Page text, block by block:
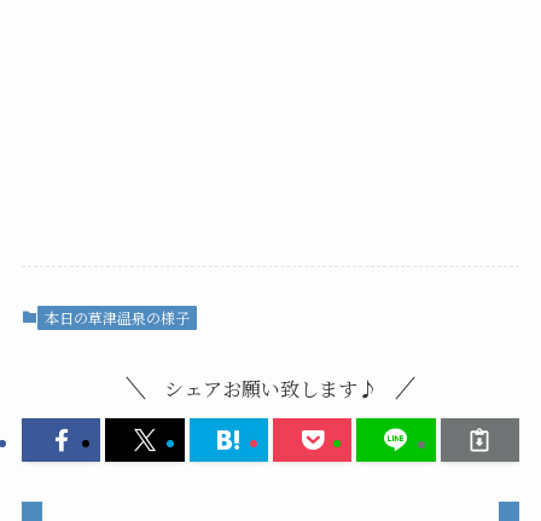
本日の草津温泉の様子
シェアお願い致します♪